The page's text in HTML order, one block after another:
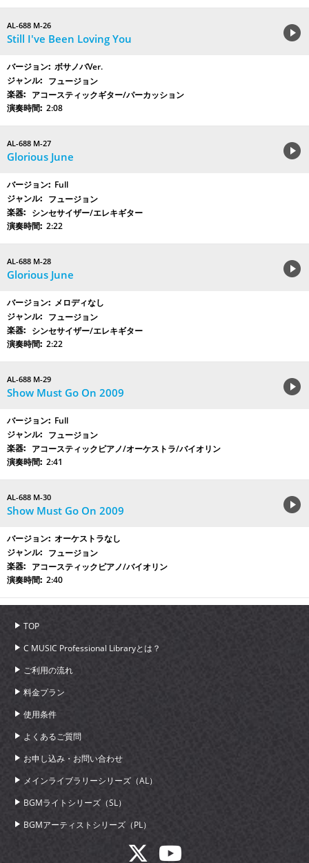
AL-688 M-26
Still I've Been Loving You
ボサノバVer.
フュージョン
アコースティックギター/パーカッション
2:08
AL-688 M-27
Glorious June
Full
フュージョン
シンセサイザー/エレキギター
2:22
AL-688 M-28
Glorious June
メロディなし
フュージョン
シンセサイザー/エレキギター
2:22
AL-688 M-29
Show Must Go On 2009
Full
フュージョン
アコースティックピアノ/オーケストラ/バイオリン
2:41
AL-688 M-30
Show Must Go On 2009
オーケストラなし
フュージョン
アコースティックピアノ/バイオリン
2:40
TOP
C MUSIC Professional Libraryとは？
ご利用の流れ
料金プラン
使用条件
よくあるご質問
お申し込み・お問い合わせ
メインライブラリーシリーズ（AL）
BGMライトシリーズ（SL）
BGMアーティストシリーズ（PL）